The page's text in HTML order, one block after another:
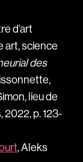
d’art
art, science
des
lieu de
2022, p. 123-
, Aleks